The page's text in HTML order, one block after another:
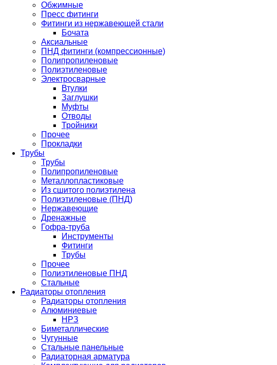
Обжимные
Пресс фитинги
Фитинги из нержавеющей стали
Бочата
Аксиальные
ПНД фитинги (компрессионные)
Полипропиленовые
Полиэтиленовые
Электросварные
Втулки
Заглушки
Муфты
Отводы
Тройники
Прочее
Прокладки
Трубы
Трубы
Полипропиленовые
Металлопластиковые
Из сшитого полиэтилена
Полиэтиленовые (ПНД)
Нержавеющие
Дренажные
Гофра-труба
Инструменты
Фитинги
Трубы
Прочее
Полиэтиленовые ПНД
Стальные
Радиаторы отопления
Радиаторы отопления
Алюминиевые
НРЗ
Биметаллические
Чугунные
Стальные панельные
Радиаторная арматура